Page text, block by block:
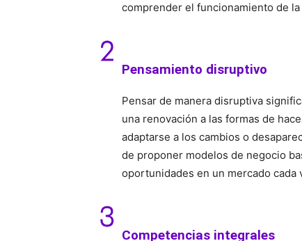
comprender el funcionamiento de la
Pensamiento disruptivo
Pensar de manera disruptiva
una renovación a las formas de
adaptarse a los cambios o
de proponer modelos de negocio
oportunidades en un mercado
Competencias integrales